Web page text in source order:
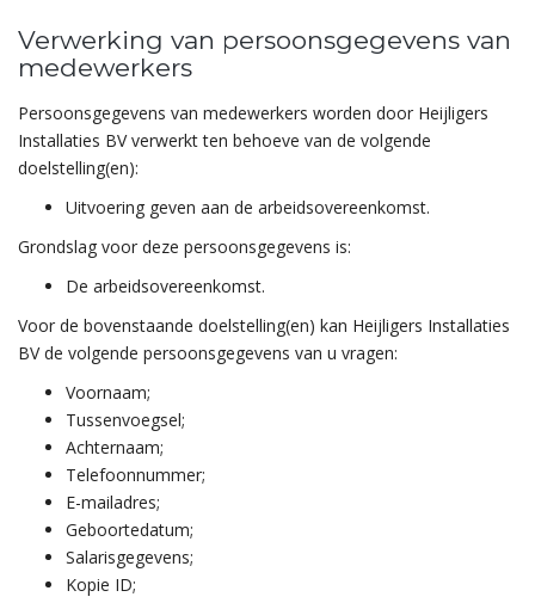
Verwerking van persoonsgegevens van
medewerkers
Persoonsgegevens van medewerkers worden door Heijligers
Installaties BV verwerkt ten behoeve van de volgende
doelstelling(en):
Uitvoering geven aan de arbeidsovereenkomst.
Grondslag voor deze persoonsgegevens is:
De arbeidsovereenkomst.
Voor de bovenstaande doelstelling(en) kan Heijligers Installaties
BV de volgende persoonsgegevens van u vragen:
Voornaam;
Tussenvoegsel;
Achternaam;
Telefoonnummer;
E-mailadres;
Geboortedatum;
Salarisgegevens;
Kopie ID;